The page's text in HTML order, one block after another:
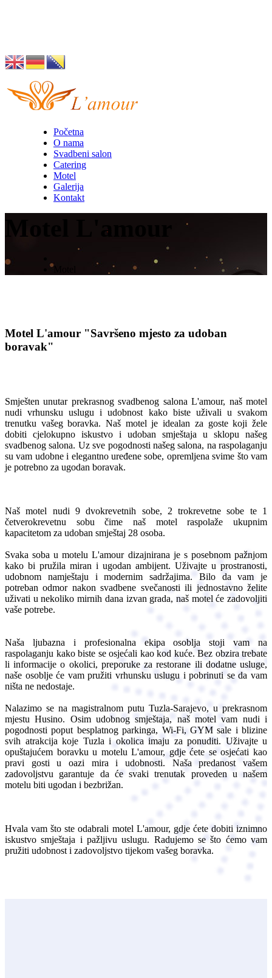
Početna
O nama
Svadbeni salon
Catering
Motel
Galerija
Kontakt
Motel L'amour
Motel L'amour "Savršeno mjesto za udoban
boravak"
Smješten unutar prekrasnog svadbenog salona L'amour, naš motel
nudi vrhunsku uslugu i udobnost kako biste uživali u svakom
trenutku vašeg boravka. Naš motel je idealan za goste koji žele
dobiti cjelokupno iskustvo i udoban smještaja u sklopu našeg
svadbenog salona. Uz sve pogodnosti našeg salona, na raspolaganju
su vam udobne i elegantno uređene sobe, opremljena svime što vam
je potrebno za ugodan boravak.
Naš motel nudi 9 dvokrevetnih sobe, 2 trokrevetne sobe te 1
četverokrevetnu sobu čime naš motel raspolaže ukupnim
kapacitetom za udoban smještaj 28 osoba.
Svaka soba u motelu L'amour dizajnirana je s posebnom pažnjom
kako bi pružila miran i ugodan ambijent. Uživajte u prostranosti,
udobnom namještaju i modernim sadržajima. Bilo da vam je
potreban odmor nakon svadbene svečanosti ili jednostavno želite
uživati u nekoliko mirnih dana izvan grada, naš motel će zadovoljiti
vaše potrebe.
Naša ljubazna i profesionalna ekipa osoblja stoji vam na
raspolaganju kako biste se osjećali kao kod kuće. Bez obzira trebate
li informacije o okolici, preporuke za restorane ili dodatne usluge,
naše osoblje će vam pružiti vrhunsku uslugu i pobrinuti se da vam
ništa ne nedostaje.
Nalazimo se na magistralnom putu Tuzla-Sarajevo, u prekrasnom
mjestu Husino. Osim udobnog smještaja, naš motel vam nudi i
pogodnosti poput besplatnog parkinga, Wi-Fi, GYM sale i blizine
svih atrakcija koje Tuzla i okolica imaju za ponuditi. Uživajte u
opuštajućem boravku u motelu L'amour, gdje ćete se osjećati kao
pravi gosti u oazi mira i udobnosti. Naša predanost vašem
zadovoljstvu garantuje da će svaki trenutak proveden u našem
motelu biti ugodan i bezbrižan.
Hvala vam što ste odabrali motel L'amour, gdje ćete dobiti iznimno
iskustvo smještaja i pažljivu uslugu. Radujemo se što ćemo vam
pružiti udobnost i zadovoljstvo tijekom vašeg boravka.